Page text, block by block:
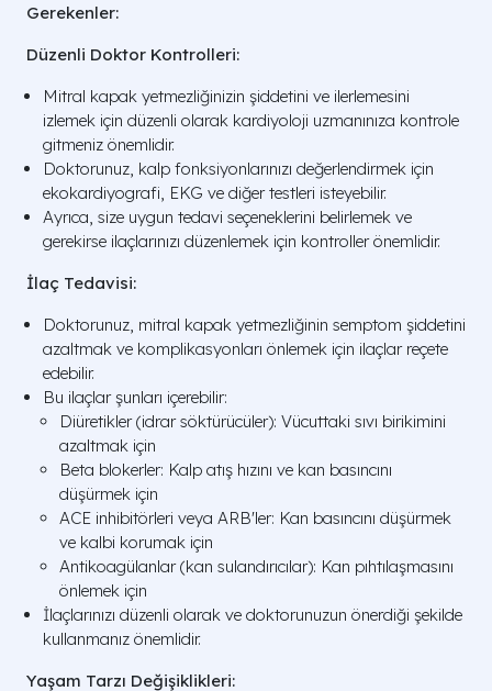
Gerekenler:
Düzenli Doktor Kontrolleri:
Mitral kapak yetmezliğinizin şiddetini ve ilerlemesini
izlemek için düzenli olarak kardiyoloji uzmanınıza kontrole
gitmeniz önemlidir.
Doktorunuz, kalp fonksiyonlarınızı değerlendirmek için
ekokardiyografi, EKG ve diğer testleri isteyebilir.
Ayrıca, size uygun tedavi seçeneklerini belirlemek ve
gerekirse ilaçlarınızı düzenlemek için kontroller önemlidir.
İlaç Tedavisi:
Doktorunuz, mitral kapak yetmezliğinin semptom şiddetini
azaltmak ve komplikasyonları önlemek için ilaçlar reçete
edebilir.
Bu ilaçlar şunları içerebilir:
Diüretikler (idrar söktürücüler): Vücuttaki sıvı birikimini
azaltmak için
Beta blokerler: Kalp atış hızını ve kan basıncını
düşürmek için
ACE inhibitörleri veya ARB'ler: Kan basıncını düşürmek
ve kalbi korumak için
Antikoagülanlar (kan sulandırıcılar): Kan pıhtılaşmasını
önlemek için
İlaçlarınızı düzenli olarak ve doktorunuzun önerdiği şekilde
kullanmanız önemlidir.
Yaşam Tarzı Değişiklikleri: